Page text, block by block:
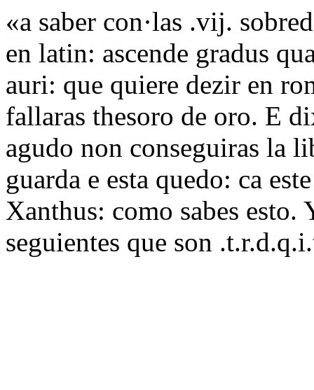
«a saber con·las .vij.
en latin: ascende gradus
auri: que quiere dezir en
fallaras thesoro de oro. E
agudo non conseguiras la
guarda e esta quedo: ca
Xanthus: como sabes esto.
seguientes que son